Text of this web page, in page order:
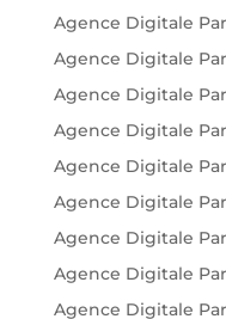
Agence Digitale
Agence Digitale
Agence Digitale
Agence Digitale
Agence Digitale
Agence Digitale
Agence Digitale
Agence Digitale
Agence Digitale